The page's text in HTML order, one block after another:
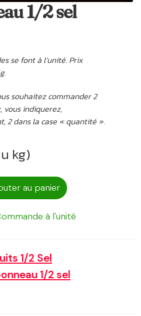
1/2 sel
se font à l’unité. Prix
souhaitez commander 2
vous indiquerez,
2 dans la case « quantité ».
kg)
au panier
à l'unité
1/2 Sel
1/2 sel